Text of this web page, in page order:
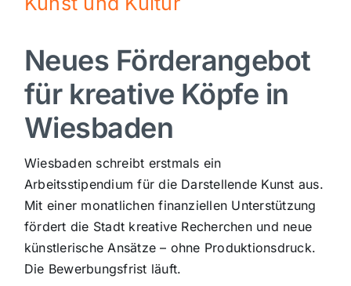
Nachrichten
Politik
Wirtschaft
Sport
Kultur
Panorama
Neues Förderangebot
für kreative Köpfe in
Wiesbaden
Wiesbaden schreibt erstmals ein
Arbeitsstipendium für die Darstellende Kunst aus.
Mit einer monatlichen finanziellen Unterstützung
fördert die Stadt kreative Recherchen und neue
künstlerische Ansätze – ohne Produktionsdruck.
Die Bewerbungsfrist läuft.